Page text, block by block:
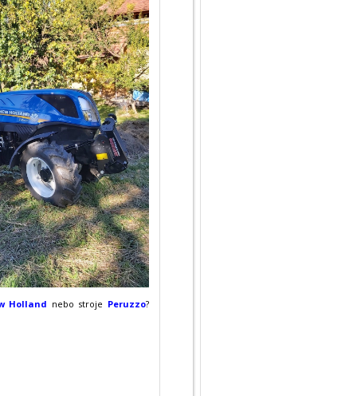
Holland nebo stroje Peruzzo?